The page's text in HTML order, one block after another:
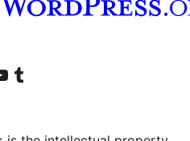
kontu
mūsu YouTube kanālu
Apmeklējiet mūsu Tumblr kontu